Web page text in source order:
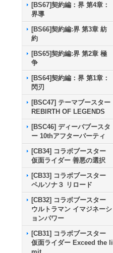
[BS67]契約編：界 第4章：
界導
[BS66]契約編:界 第3章 紡
約
[BS65]契約編:界 第2章 極
争
[BS64]契約編：界 第1章：
閃刃
[BSC47] テーマブースター
REBIRTH OF LEGENDS
[BSC46] ディーバブースタ
ー 10thアフターパーティ
[CB34] コラボブースター
仮面ライダー 善悪の選択
[CB33] コラボブースター
ペルソナ３ リロード
[CB32] コラボブースター
ウルトラマン イマジネーシ
ョンパワー
[CB31] コラボブースター
仮面ライダー Exceed the li